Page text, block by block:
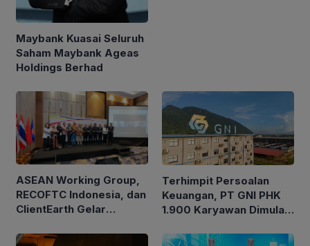
Maybank Kuasai Seluruh
Saham Maybank Ageas
Holdings Berhad
ASEAN Working Group,
RECOFTC Indonesia, dan
ClientEarth Gelar
untuk Memperkuat Tata
Terhimpit Persoalan
Keuangan, PT GNI PHK
1.900 Karyawan Dimulai